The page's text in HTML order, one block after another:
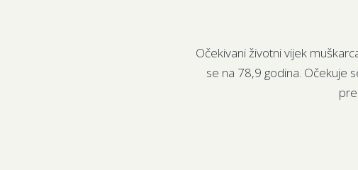
Očekivani životni vijek
se na 78,9 godina. Očekuje